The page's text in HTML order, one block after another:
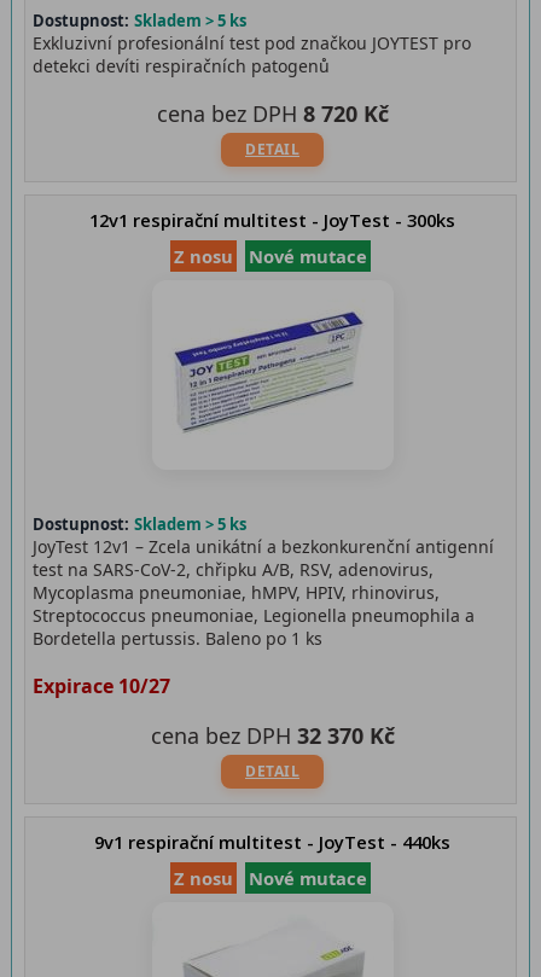
Dostupnost: Skladem > 5 ks
Exkluzivní profesionální test pod značkou JOYTEST pro
detekci devíti respiračních patogenů
DETAIL
cena bez DPH 8 720 Kč
12v1 respirační multitest - JoyTest - 300ks
Z nosu
Nové mutace
Dostupnost: Skladem > 5 ks
JoyTest 12v1 – Zcela unikátní a bezkonkurenční antigenní
test na SARS-CoV-2, chřipku A/B, RSV, adenovirus,
Mycoplasma pneumoniae, hMPV, HPIV, rhinovirus,
Streptococcus pneumoniae, Legionella pneumophila a
Bordetella pertussis. Baleno po 1 ks
Expirace 10/27
DETAIL
cena bez DPH 32 370 Kč
9v1 respirační multitest - JoyTest - 440ks
Z nosu
Nové mutace